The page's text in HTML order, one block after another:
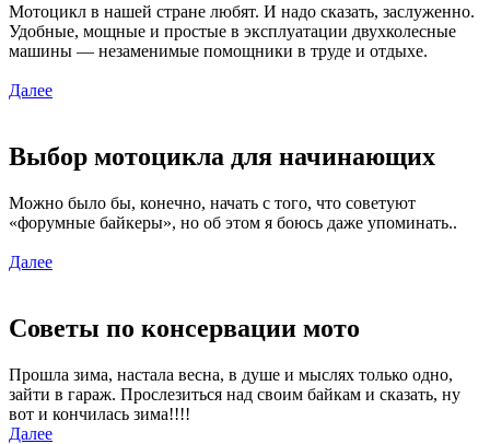
Мотоцикл в нашей стране любят. И надо сказать, заслуженно.
Удобные, мощные и простые в эксплуатации двухколесные
машины — незаменимые помощники в труде и отдыхе.
Далее
Выбор мотоцикла для начинающих
Можно было бы, конечно, начать с того, что советуют
«форумные байкеры», но об этом я боюсь даже упоминать..
Далее
Советы по консервации мото
Прошла зима, настала весна, в душе и мыслях только одно,
зайти в гараж. Прослезиться над своим байкам и сказать, ну
вот и кончилась зима!!!!
Далее